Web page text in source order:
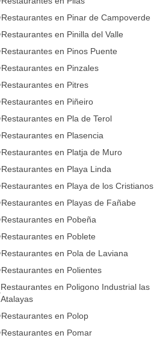
Restaurantes en Pinar de Campoverde
Restaurantes en Pinilla del Valle
Restaurantes en Pinos Puente
Restaurantes en Pinzales
Restaurantes en Pitres
Restaurantes en Piñeiro
Restaurantes en Pla de Terol
Restaurantes en Plasencia
Restaurantes en Platja de Muro
Restaurantes en Playa Linda
Restaurantes en Playa de los Cristianos
Restaurantes en Playas de Fañabe
Restaurantes en Pobeña
Restaurantes en Poblete
Restaurantes en Pola de Laviana
Restaurantes en Polientes
Restaurantes en Poligono Industrial las
Atalayas
Restaurantes en Polop
Restaurantes en Pomar